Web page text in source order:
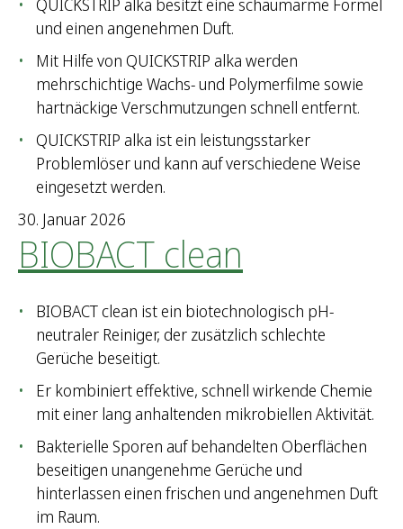
QUICKSTRIP alka besitzt eine schaumarme Formel
und einen angenehmen Duft.
Mit Hilfe von QUICKSTRIP alka werden
mehrschichtige Wachs- und Polymerfilme sowie
hartnäckige Verschmutzungen schnell entfernt.
QUICKSTRIP alka ist ein leistungsstarker
Problemlöser und kann auf verschiedene Weise
eingesetzt werden.
30. Januar 2026
BIOBACT clean
BIOBACT clean ist ein biotechnologisch pH-
neutraler Reiniger, der zusätzlich schlechte
Gerüche beseitigt.
Er kombiniert effektive, schnell wirkende Chemie
mit einer lang anhaltenden mikrobiellen Aktivität.
Bakterielle Sporen auf behandelten Oberflächen
beseitigen unangenehme Gerüche und
hinterlassen einen frischen und angenehmen Duft
im Raum.